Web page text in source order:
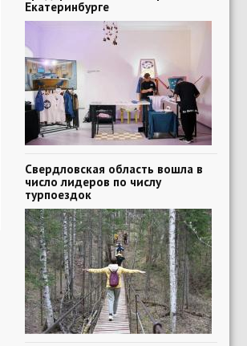
Екатеринбурге
Свердловская область вошла в
число лидеров по числу
турпоездок